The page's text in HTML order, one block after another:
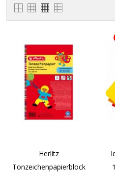
Herlitz
Tonzeichenpapierblock